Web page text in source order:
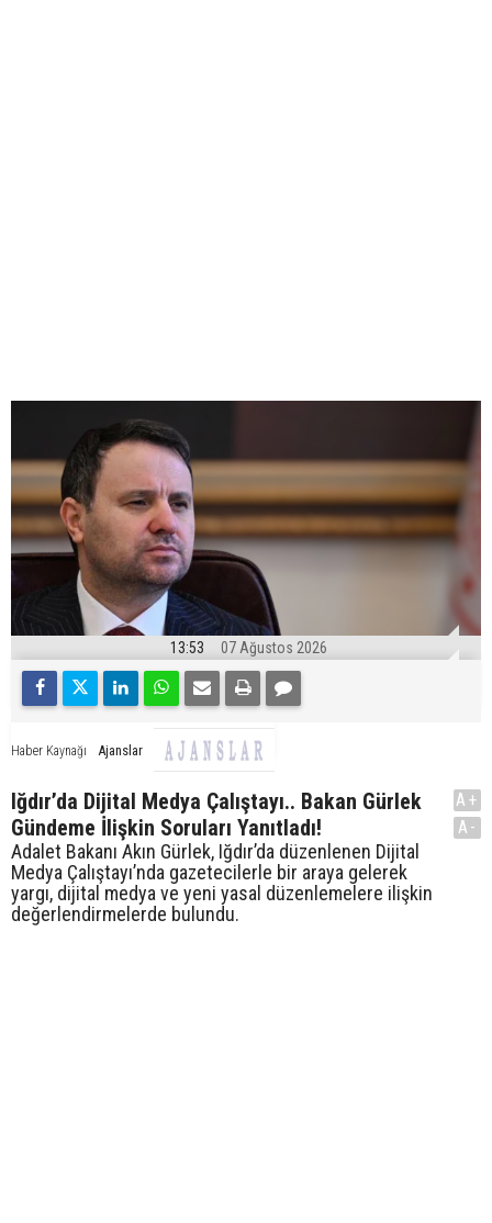
13:53 07 Ağustos 2026
Haber Kaynağı Ajanslar
Iğdır’da Dijital Medya Çalıştayı.. Bakan Gürlek
Gündeme İlişkin Soruları Yanıtladı!
Adalet Bakanı Akın Gürlek, Iğdır’da düzenlenen Dijital
Medya Çalıştayı’nda gazetecilerle bir araya gelerek
yargı, dijital medya ve yeni yasal düzenlemelere ilişkin
değerlendirmelerde bulundu.
A+
A-